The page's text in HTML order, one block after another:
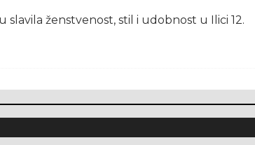
ženstvenost, stil i udobnost u Ilici 12.